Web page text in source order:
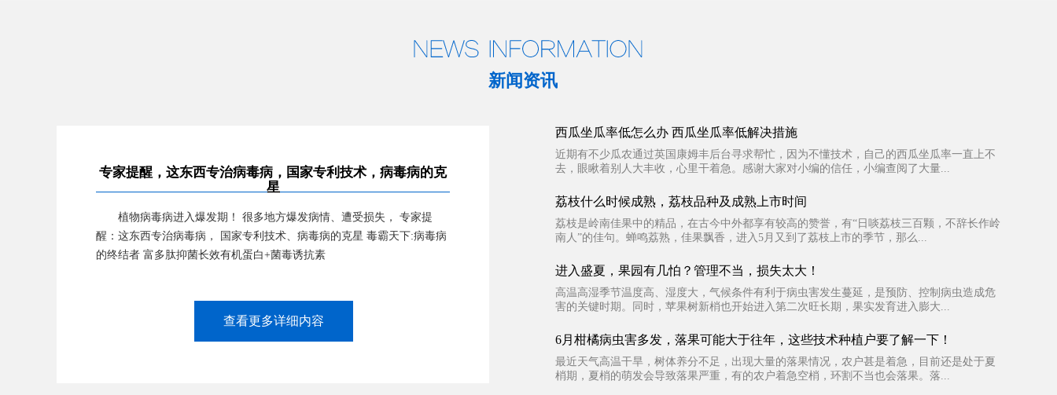
新闻资讯
专家提醒，这东西专治病毒病，国家专利技术，病毒病的克
星
植物病毒病进入爆发期！ 很多地方爆发病情、遭受损失， 专家提
醒：这东西专治病毒病， 国家专利技术、病毒病的克星 毒霸天下:病毒病
的终结者 富多肽抑菌长效有机蛋白+菌毒诱抗素
查看更多详细内容
西瓜坐瓜率低怎么办 西瓜坐瓜率低解决措施
近期有不少瓜农通过英国康姆丰后台寻求帮忙，因为不懂技术，自己的西瓜坐瓜率一直上不
去，眼瞅着别人大丰收，心里干着急。感谢大家对小编的信任，小编查阅了大量...
荔枝什么时候成熟，荔枝品种及成熟上市时间
荔枝是岭南佳果中的精品，在古今中外都享有较高的赞誉，有“日啖荔枝三百颗，不辞长作岭
南人”的佳句。蝉鸣荔熟，佳果飘香，进入5月又到了荔枝上市的季节，那么...
进入盛夏，果园有几怕？管理不当，损失太大！
高温高湿季节温度高、湿度大，气候条件有利于病虫害发生蔓延，是预防、控制病虫造成危
害的关键时期。同时，苹果树新梢也开始进入第二次旺长期，果实发育进入膨大...
6月柑橘病虫害多发，落果可能大于往年，这些技术种植户要了解一下！
最近天气高温干旱，树体养分不足，出现大量的落果情况，农户甚是着急，目前还是处于夏
梢期，夏梢的萌发会导致落果严重，有的农户着急空梢，环割不当也会落果。落...